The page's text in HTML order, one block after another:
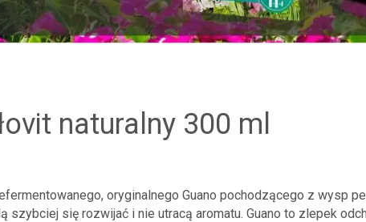
naturalny 300 ml
oryginalnego Guano pochodzącego z wysp
szybciej się rozwijać i nie utracą aromatu. Guano to zlepek